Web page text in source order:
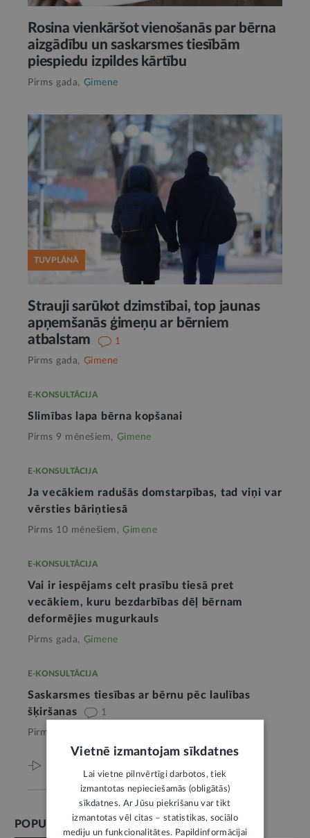
Rosina vienkāršot vienošanās par bērna
aizgādību un saskarsmes tiesībām
piespiedu izpildes kārtību
Pirms gada, Ģimene
TUVPLĀNĀ
Strauji sarūkot dzimstībai, top jaunas
apņemšanās ģimeņu ar bērniem
atbalstam
1
Pirms gada, Ģimene
E-KONSULTĀCIJA
Slimības lapa bērna kopšanai
Pirms 9 mēnešiem, Ģimene
E-KONSULTĀCIJA
Ja vecākiem radušās domstarpības, tad viņi var
vērsties bāriņtiesā
Pirms 10 mēnešiem, Ģimene
E-KONSULTĀCIJA
Vai ir iespējams celt prasību tiesā pret
vecākiem, kuru bezdarbības dēļ bērnam
deformējies mugurkauls
Pirms gada, Ģimene
E-KONSULTĀCIJA
Saskarsmes tiesības ar bērnu pēc laulības
šķiršanas
1
Pirms gada,
POPULĀRĀKĀS TĒMAS
Vietnē izmantojam sīkdatnes
Lai vietne pilnvērtīgi darbotos, tiek
izmantotas nepieciešamās (obligātās)
sīkdatnes. Ar Jūsu piekrišanu var tikt
izmantotas vēl citas – statistikas, sociālo
mediju un funkcionalitātes. Papildinformācijai